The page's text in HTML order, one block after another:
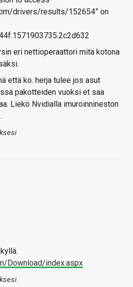
drivers/results/152654” on
eri nettioperaattori mitä kotona
että ko. herja tulee jos asut
pakotteiden vuoksi et saa
Liekö Nvidialla imuroinnineston
Download/index.aspx